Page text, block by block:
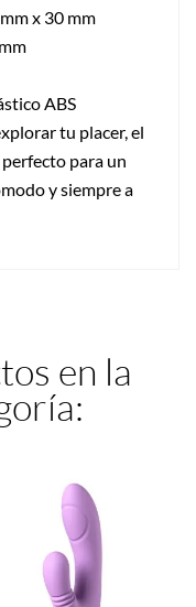
x 30 mm
ABS
tu placer, el
para un
y siempre a
en la